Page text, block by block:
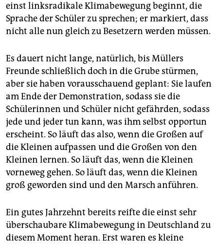
einst linksradikale Klimabewegung beginnt, die
Sprache der Schüler zu sprechen; er markiert, dass
nicht alle nun gleich zu Besetzern werden müssen.
Es dauert nicht lange, natürlich, bis Müllers
Freunde schließlich doch in die Grube stürmen,
aber sie haben vorausschauend geplant: Sie laufen
am Ende der Demonstration, sodass sie die
Schülerinnen und Schüler nicht gefährden, sodass
jede und jeder tun kann, was ihm selbst opportun
erscheint. So läuft das also, wenn die Großen auf
die Kleinen aufpassen und die Großen von den
Kleinen lernen. So läuft das, wenn die Kleinen
vorneweg gehen. So läuft das, wenn die Kleinen
groß geworden sind und den Marsch anführen.
Ein gutes Jahrzehnt bereits reifte die einst sehr
überschaubare Klimabewegung in Deutschland zu
diesem Moment heran. Erst waren es kleine